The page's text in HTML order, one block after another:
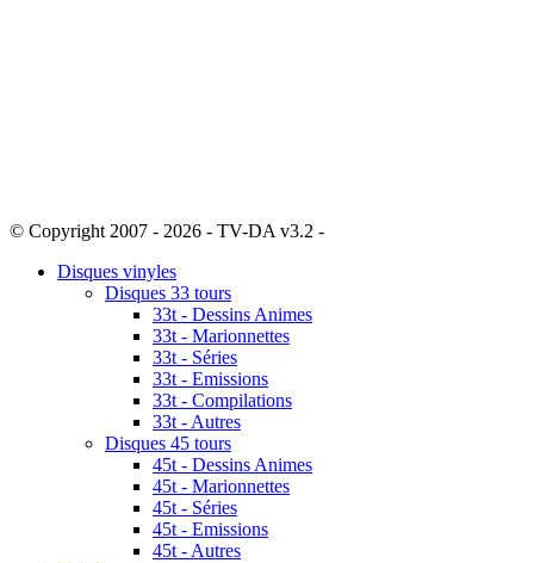
© Copyright 2007 - 2026 - TV-DA v3.2 -
Disques vinyles
Disques 33 tours
33t - Dessins Animes
33t - Marionnettes
33t - Séries
33t - Emissions
33t - Compilations
33t - Autres
Disques 45 tours
45t - Dessins Animes
45t - Marionnettes
45t - Séries
45t - Emissions
45t - Autres